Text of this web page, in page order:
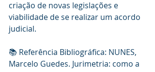
criação de novas legislações e
viabilidade de se realizar um acordo
judicial.
📚 Referência Bibliográfica: NUNES,
Marcelo Guedes. Jurimetria: como a